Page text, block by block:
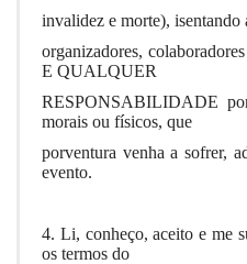
invalidez e morte),
organizadores,
E QUALQUER
RESPONSABILIDADE
morais ou físicos, que
porventura venha a sofrer,
evento.
4. Li, conheço, aceito e me
os termos do